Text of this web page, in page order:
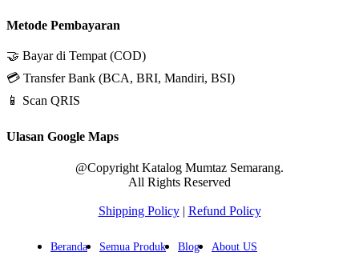
Metode Pembayaran
🤝 Bayar di Tempat (COD)
💳 Transfer Bank (BCA, BRI, Mandiri, BSI)
📱 Scan QRIS
Ulasan Google Maps
@Copyright Katalog Mumtaz Semarang.
All Rights Reserved
Shipping Policy| Refund Policy
Beranda Semua Produk Blog About US